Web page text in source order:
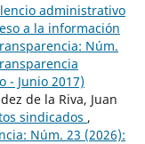
administrativo
a la información
Núm.
- Junio 2017)
de la Riva, Juan
sindicados ,
Núm. 23 (2026):